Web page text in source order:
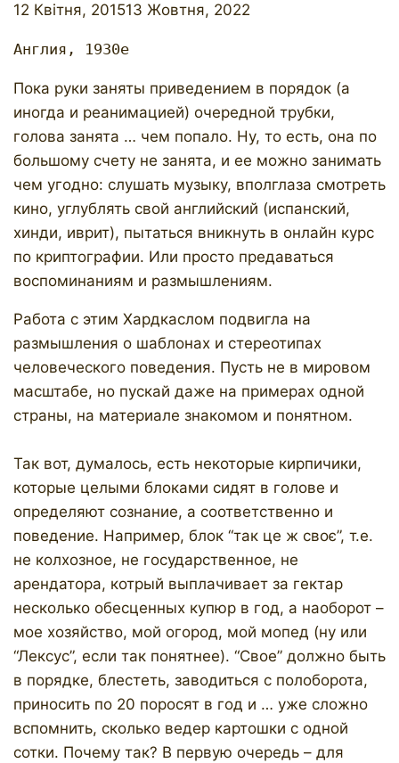
12 Квітня, 201513 Жовтня, 2022
Англия, 1930е
Пока руки заняты приведением в порядок (а
иногда и реанимацией) очередной трубки,
голова занята … чем попало. Ну, то есть, она по
большому счету не занята, и ее можно занимать
чем угодно: слушать музыку, вполглаза смотреть
кино, углублять свой английский (испанский,
хинди, иврит), пытаться вникнуть в онлайн курс
по криптографии. Или просто предаваться
воспоминаниям и размышлениям.
Работа с этим Хардкаслом подвигла на
размышления о шаблонах и стереотипах
человеческого поведения. Пусть не в мировом
масштабе, но пускай даже на примерах одной
страны, на материале знакомом и понятном.
Так вот, думалось, есть некоторые кирпичики,
которые целыми блоками сидят в голове и
определяют сознание, а соответственно и
поведение. Например, блок “так це ж своє”, т.е.
не колхозное, не государственное, не
арендатора, котрый выплачивает за гектар
несколько обесценных купюр в год, а наоборот –
мое хозяйство, мой огород, мой мопед (ну или
“Лексус”, если так понятнее). “Свое” должно быть
в порядке, блестеть, заводиться с полоборота,
приносить по 20 поросят в год и … уже сложно
вспомнить, сколько ведер картошки с одной
сотки. Почему так? В первую очередь – для